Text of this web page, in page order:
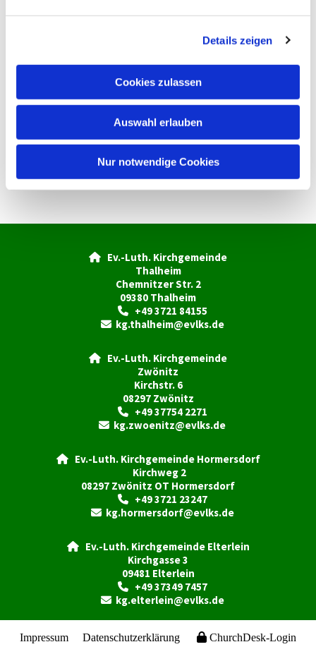
Details zeigen
Cookies zulassen
Auswahl erlauben
Nur notwendige Cookies

Ev.-Luth. Kirchgemeinde
Thalheim
Chemnitzer Str. 2
09380 Thalheim
+49 3721 84155
 kg.thalheim@evlks.de

Ev.-Luth. Kirchgemeinde
Zwönitz
Kirchstr. 6
08297 Zwönitz
+49 37754 2271
 kg.zwoenitz@evlks.de
Ev.-Luth. Kirchgemeinde Hormersdorf
Kirchweg 2
08297 Zwönitz OT Hormersdorf
+49 3721 23247
 kg.hormersdorf@evlks.de
Ev.-Luth. Kirchgemeinde Elterlein
Kirchgasse 3
09481 Elterlein
+49 37349 7457
 kg.elterlein@evlks.de
Impressum Datenschutzerklärung ChurchDesk-Login